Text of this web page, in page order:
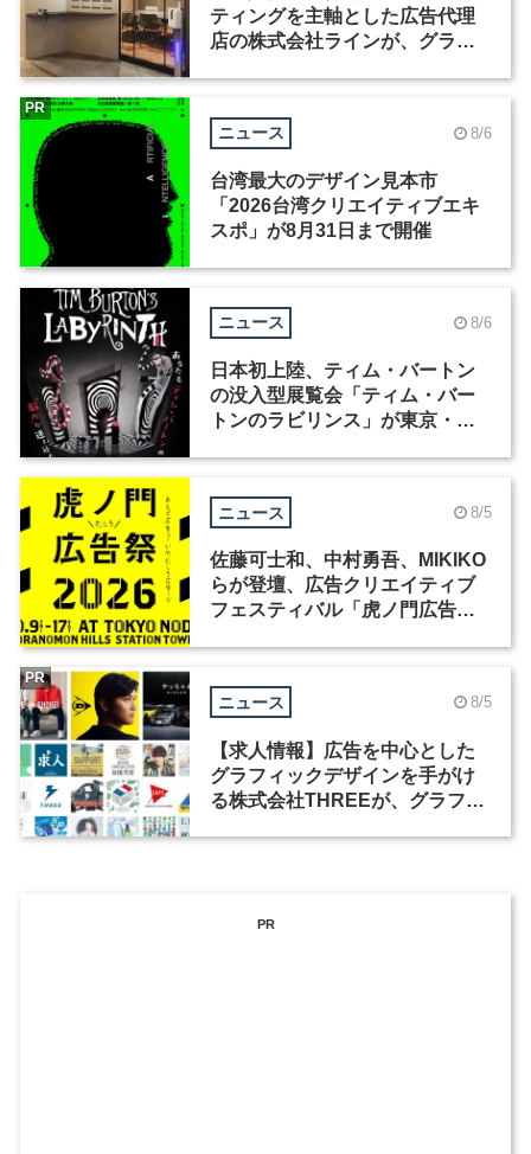
ティングを主軸とした広告代理
店の株式会社ラインが、グラフ
ニュース 8/6
台湾最大のデザイン見本市
「2026台湾クリエイティブエキ
スポ」が8月31日まで開催
PR
ニュース 8/6
日本初上陸、ティム・バートン
の没入型展覧会「ティム・バー
トンのラビリンス」が東京・豊
ニュース 8/5
佐藤可士和、中村勇吾、MIKIKO
らが登壇、広告クリエイティブ
フェスティバル「虎ノ門広告
ニュース 8/5
【求人情報】広告を中心とした
グラフィックデザインを手がけ
る株式会社THREEが、グラフィ
PR
PR